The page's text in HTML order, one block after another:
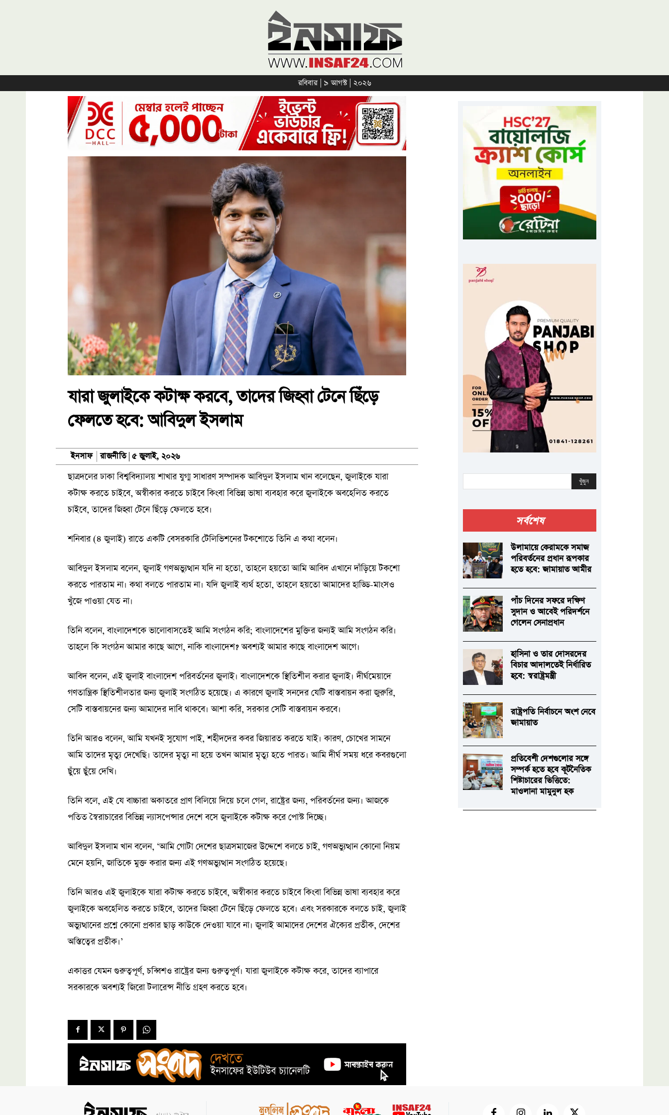
রবিবার | ৯ আগস্ট | ২০২৬
যারা জুলাইকে কটাক্ষ করবে, তাদের জিহ্বা টেনে ছিঁড়ে
ফেলতে হবে: আবিদুল ইসলাম
ইনসাফ রাজনীতি ৫ জুলাই, ২০২৬
ছাত্রদলের ঢাকা বিশ্ববিদ্যালয় শাখার যুগ্ম সাধারণ সম্পাদক আবিদুল ইসলাম খান বলেছেন, জুলাইকে যারা
কটাক্ষ করতে চাইবে, অস্বীকার করতে চাইবে কিংবা বিভিন্ন ভাষা ব্যবহার করে জুলাইকে অবহেলিত করতে
চাইবে, তাদের জিহ্বা টেনে ছিঁড়ে ফেলতে হবে।
শনিবার (৪ জুলাই) রাতে একটি বেসরকারি টেলিভিশনের টকশোতে তিনি এ কথা বলেন।
আবিদুল ইসলাম বলেন, জুলাই গণঅভ্যুত্থান যদি না হতো, তাহলে হয়তো আমি আবিদ এখানে দাঁড়িয়ে টকশো
করতে পারতাম না। কথা বলতে পারতাম না। যদি জুলাই ব্যর্থ হতো, তাহলে হয়তো আমাদের হাড্ডি-মাংসও
খুঁজে পাওয়া যেত না।
তিনি বলেন, বাংলাদেশকে ভালোবাসতেই আমি সংগঠন করি; বাংলাদেশের মুক্তির জন্যই আমি সংগঠন করি।
তাহলে কি সংগঠন আমার কাছে আগে, নাকি বাংলাদেশ? অবশ্যই আমার কাছে বাংলাদেশ আগে।
আবিদ বলেন, এই জুলাই বাংলাদেশ পরিবর্তনের জুলাই। বাংলাদেশকে স্থিতিশীল করার জুলাই। দীর্ঘমেয়াদে
গণতান্ত্রিক স্থিতিশীলতার জন্য জুলাই সংগঠিত হয়েছে। এ কারণে জুলাই সনদের যেটি বাস্তবায়ন করা জুরুরি,
সেটি বাস্তবায়নের জন্য আমাদের দাবি থাকবে। আশা করি, সরকার সেটি বাস্তবায়ন করবে।
তিনি আরও বলেন, আমি যখনই সুযোগ পাই, শহীদদের কবর জিয়ারত করতে যাই। কারণ, চোখের সামনে
আমি তাদের মৃত্যু দেখেছি। তাদের মৃত্যু না হয়ে তখন আমার মৃত্যু হতে পারত। আমি দীর্ঘ সময় ধরে কবরগুলো
ছুঁয়ে ছুঁয়ে দেখি।
তিনি বলে, এই যে বাচ্চারা অকাতরে প্রাণ বিলিয়ে দিয়ে চলে গেল, রাষ্ট্রের জন্য, পরিবর্তনের জন্য। আজকে
পতিত স্বৈরাচারের বিভিন্ন ল্যাসপেন্সার দেশে বসে জুলাইকে কটাক্ষ করে পোস্ট দিচ্ছে।
আবিদুল ইসলাম খান বলেন, ‘আমি গোটা দেশের ছাত্রসমাজের উদ্দেশে বলতে চাই, গণঅভ্যুত্থান কোনো নিয়ম
মেনে হয়নি, জাতিকে মুক্ত করার জন্য এই গণঅভ্যুত্থান সংগঠিত হয়েছে।
তিনি আরও এই জুলাইকে যারা কটাক্ষ করতে চাইবে, অস্বীকার করতে চাইবে কিংবা বিভিন্ন ভাষা ব্যবহার করে
জুলাইকে অবহেলিত করতে চাইবে, তাদের জিহ্বা টেনে ছিঁড়ে ফেলতে হবে। এবং সরকারকে বলতে চাই, জুলাই
অভ্যুত্থানের প্রশ্নে কোনো প্রকার ছাড় কাউকে দেওয়া যাবে না। জুলাই আমাদের দেশের ঐক্যের প্রতীক, দেশের
অস্তিত্বের প্রতীক।’
একাত্তর যেমন গুরুত্বপূর্ণ, চব্বিশও রাষ্ট্রের জন্য গুরুত্বপূর্ণ। যারা জুলাইকে কটাক্ষ করে, তাদের ব্যাপারে
সরকারকে অবশ্যই জিরো টলারেন্স নীতি গ্রহণ করতে হবে।
খুঁজুন
সর্বশেষ
উলামায়ে কেরামকে সমাজ
পরিবর্তনের প্রধান রূপকার
হতে হবে: জামায়াত আমীর
পাঁচ দিনের সফরে দক্ষিণ
সুদান ও আবেই পরিদর্শনে
গেলেন সেনাপ্রধান
হাসিনা ও তার দোসরদের
বিচার আদালতেই নির্ধারিত
হবে: স্বরাষ্ট্রমন্ত্রী
রাষ্ট্রপতি নির্বাচনে অংশ নেবে
জামায়াত
প্রতিবেশী দেশগুলোর সঙ্গে
সম্পর্ক হতে হবে কূটনৈতিক
শিষ্টাচারের ভিত্তিতে:
মাওলানা মামুনুল হক